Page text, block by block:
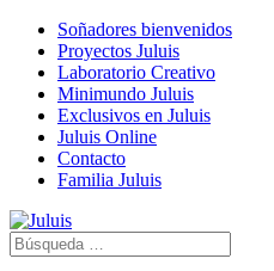
Soñadores bienvenidos
Proyectos Juluis
Laboratorio Creativo
Minimundo Juluis
Exclusivos en Juluis
Juluis Online
Contacto
Familia Juluis